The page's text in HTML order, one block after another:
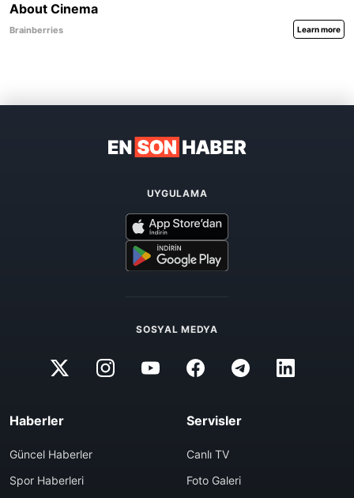
UYGULAMA
SOSYAL MEDYA
Haberler
Güncel Haberler
Spor Haberleri
Servisler
Canlı TV
Foto Galeri